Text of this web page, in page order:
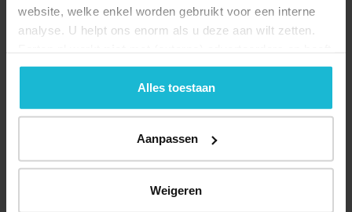
website, welke enkel worden gebruikt voor een interne
analyse. U helpt ons enorm als u deze aan wilt zetten.
geen commerciële doelstelling. U kunt deze cookies via
de knoppen accepteren, beheren of weigeren.
Alles toestaan
Aanpassen
Weigeren
Over ons
Doneer nu Disclaimer
Contact
Forten.nl wordt ondersteund door de